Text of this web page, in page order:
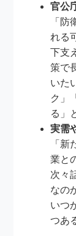
官公
「
れる
下支
策で
いた
ク」
る」
実需
「
業と
次々
なの
いつ
つあ